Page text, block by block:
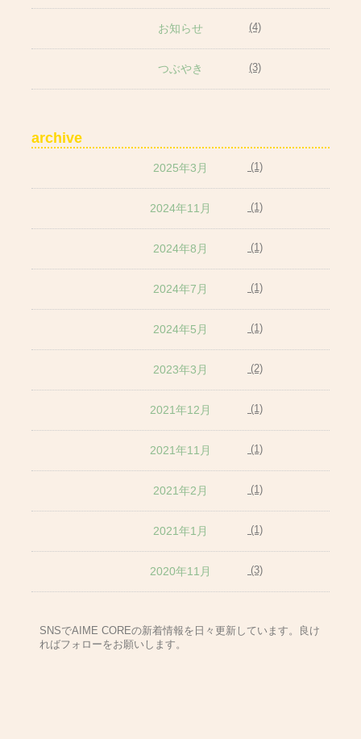
お知らせ (4)
つぶやき (3)
archive
2025年3月 (1)
2024年11月 (1)
2024年8月 (1)
2024年7月 (1)
2024年5月 (1)
2023年3月 (2)
2021年12月 (1)
2021年11月 (1)
2021年2月 (1)
2021年1月 (1)
2020年11月 (3)
SNSでAIME COREの新着情報を日々更新しています。良け
ればフォローをお願いします。